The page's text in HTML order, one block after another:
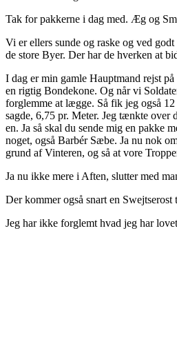
Tak for pakkerne i dag med. Æg og
Vi er ellers sunde og raske og ved
de store Byer. Der har de hverken at
I dag er min gamle Hauptmand rejst
en rigtig Bondekone. Og når vi
forglemme at lægge. Så fik jeg også
sagde, 6,75 pr. Meter. Jeg tænkte
en. Ja så skal du sende mig en pakke
noget, også Barbér Sæbe. Ja nu nok
grund af Vinteren, og så at vore
Ja nu ikke mere i Aften, slutter med
Der kommer også snart en
Jeg har ikke forglemt hvad jeg har